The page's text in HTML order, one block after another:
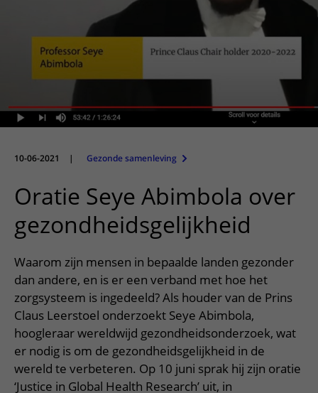
Onderzoeken en diagnostiek
Het Wilhelmina Kinderziekenhuis
Wachttijden
Bezoektijden
Wijzigen patiëntgegevens
Mijn UMC Utrecht patiëntportaal
Faciliteiten en voorzieningen
Bezoekregels
Kwaliteit en veiligheid
Route naar het ziekenhuis
Parkeren
Wegwijs in het ziekenhuis
Contact met polikliniek
Contact met verpleegafdeling
Teleconsult aanvragen
Diagnostiek aanvragen
Zorgverlenersportaal
Over UMC Utrecht
Research
Onderwijs
Werken bij het UMC Utrecht
10-06-2021 | Gezonde samenleving
Oratie Seye Abimbola over
gezondheidsgelijkheid
Waarom zijn mensen in bepaalde landen gezonder
dan andere, en is er een verband met hoe het
zorgsysteem is ingedeeld? Als houder van de Prins
Claus Leerstoel onderzoekt Seye Abimbola,
hoogleraar wereldwijd gezondheidsonderzoek, wat
er nodig is om de gezondheidsgelijkheid in de
wereld te verbeteren. Op 10 juni sprak hij zijn oratie
‘Justice in Global Health Research’ uit, in